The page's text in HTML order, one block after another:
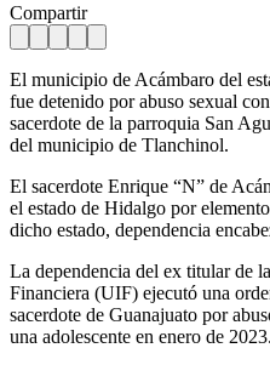
Compartir
El municipio de Acámbaro del
fue detenido por abuso sexual
sacerdote de la parroquia San
del municipio de Tlanchinol.
El sacerdote Enrique “N” de
el estado de Hidalgo por
dicho estado, dependencia
La dependencia del ex titular de
Financiera (UIF) ejecutó una
sacerdote de Guanajuato por
una adolescente en enero de 2023.